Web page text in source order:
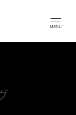
MENU